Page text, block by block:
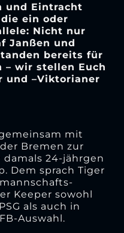
und Eintracht
ein oder
Nicht nur
Janßen und
bereits für
– wir stellen Euch
und –Viktorianer
mit
Bremen zur
24-jährgen
Dem sprach Tiger
Keeper sowohl
als auch in
Auswahl.